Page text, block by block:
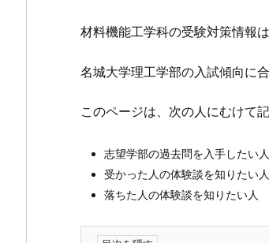
材料機能工学科の受験対策情報
名城大学理工学部の入試傾向に
このページは、次の人にむけて
志望学部の過去問を入手したい人
受かった人の体験談を知りたい人
落ちた人の体験談を知りたい人